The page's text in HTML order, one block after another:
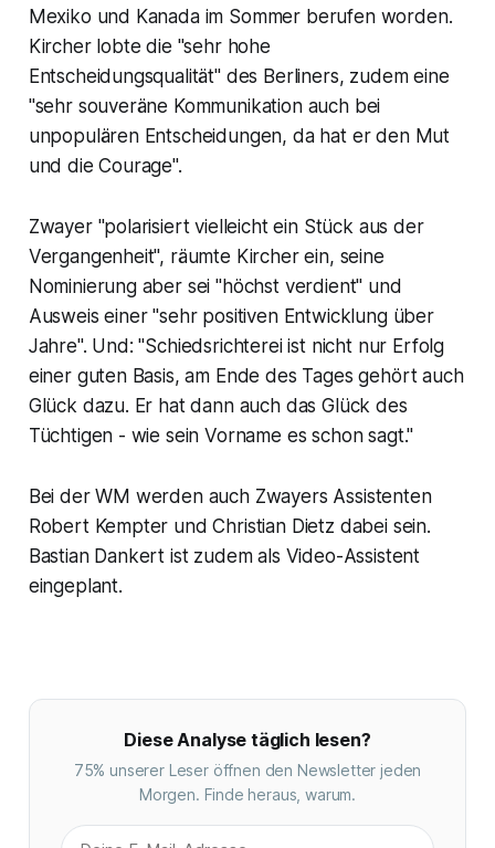
Mexiko und Kanada im Sommer berufen worden.
Kircher lobte die "sehr hohe
Entscheidungsqualität" des Berliners, zudem eine
"sehr souveräne Kommunikation auch bei
unpopulären Entscheidungen, da hat er den Mut
und die Courage".
Zwayer "polarisiert vielleicht ein Stück aus der
Vergangenheit", räumte Kircher ein, seine
Nominierung aber sei "höchst verdient" und
Ausweis einer "sehr positiven Entwicklung über
Jahre". Und: "Schiedsrichterei ist nicht nur Erfolg
einer guten Basis, am Ende des Tages gehört auch
Glück dazu. Er hat dann auch das Glück des
Tüchtigen - wie sein Vorname es schon sagt."
Bei der WM werden auch Zwayers Assistenten
Robert Kempter und Christian Dietz dabei sein.
Bastian Dankert ist zudem als Video-Assistent
eingeplant.
Diese Analyse täglich lesen?
75% unserer Leser öffnen den Newsletter jeden
Morgen. Finde heraus, warum.